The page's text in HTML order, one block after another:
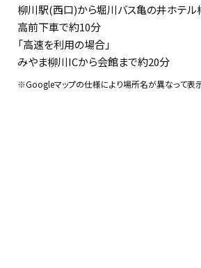
柳川駅(西口)から堀川バス亀の井ホテル
高前下車で約10分
「高速を利用の場合」
みやま柳川ICから会館まで約20分
※Googleマップの仕様により場所名が異なって表